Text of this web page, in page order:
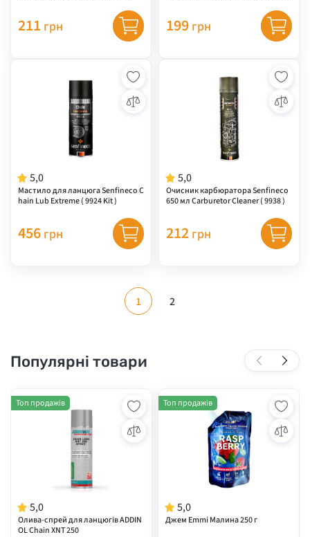
211 грн 199 грн
5,0
Мастило для ланцюга Senfineco C
hain Lub Extreme ( 9924 Kit )
456 грн
5,0
Очисник карбюратора Senfineco
650 мл Carburetor Cleaner ( 9938 )
212 грн
1 2
Популярні товари
5,0
Олива-спрей для ланцюгів ADDIN
OL Chain XNT 250
Топ продажів
5,0
Джем Emmi Малина 250 г
Топ продажів